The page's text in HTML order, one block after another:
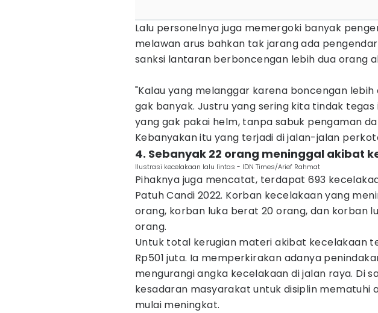
Lalu personelnya juga memergoki banyak
melawan arus bahkan tak jarang ada
sanksi lantaran berboncengan lebih dua orang
"Kalau yang melanggar karena boncengan lebih
gak banyak. Justru yang sering kita tindak
yang gak pakai helm, tanpa sabuk pengaman
Kebanyakan itu yang terjadi di jalan-jalan
4. Sebanyak 22 orang meninggal akibat
Ilustrasi kecelakaan lalu lintas - IDN Times/Arief Rahmat
Pihaknya juga mencatat, terdapat 693
Patuh Candi 2022. Korban kecelakaan yang
orang, korban luka berat 20 orang, dan korban
orang.
Untuk total kerugian materi akibat kecelakaan
Rp501 juta. Ia memperkirakan adanya
mengurangi angka kecelakaan di jalan raya. Di
kesadaran masyarakat untuk disiplin mematuhi
mulai meningkat.